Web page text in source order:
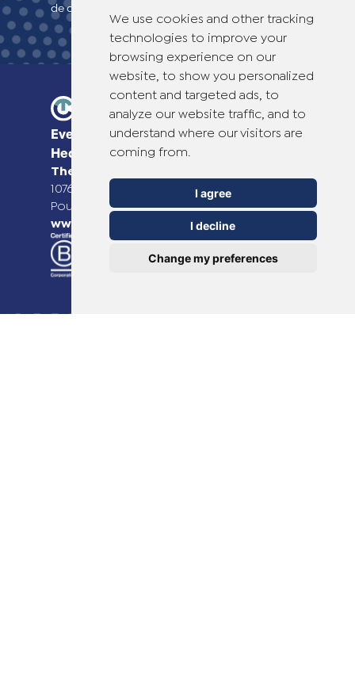
We use cookies and other tracking
technologies to improve your
browsing experience on our
website, to show you personalized
content and targeted ads, to
analyze our website traffic, and to
understand where our visitors are
coming from.
I agree
I decline
Change my preferences
de confidentialité
Everyday Smart
Healthcare Solutions
TheOTCLab B.V.
1076 EE Amsterdam, The Netherlands
Pour plus d'informations, veuillez consulter
www.theotclab.com